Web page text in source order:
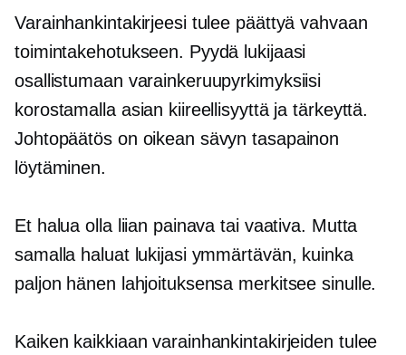
Varainhankintakirjeesi tulee päättyä vahvaan
toimintakehotukseen. Pyydä lukijaasi
osallistumaan varainkeruupyrkimyksiisi
korostamalla asian kiireellisyyttä ja tärkeyttä.
Johtopäätös on oikean sävyn tasapainon
löytäminen.
Et halua olla liian painava tai vaativa. Mutta
samalla haluat lukijasi ymmärtävän, kuinka
paljon hänen lahjoituksensa merkitsee sinulle.
Kaiken kaikkiaan varainhankintakirjeiden tulee